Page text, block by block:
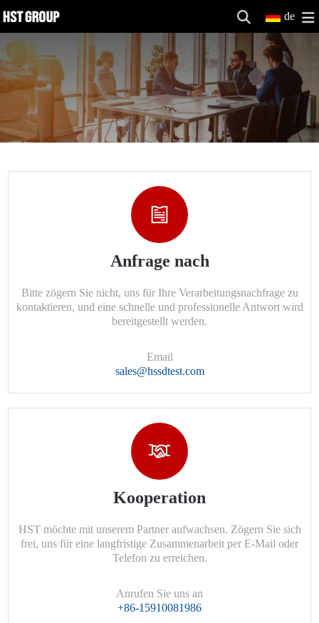
de
Anfrage nach
Bitte zögern Sie nicht, uns für Ihre Verarbeitungsnachfrage zu
kontaktieren, und eine schnelle und professionelle Antwort wird
bereitgestellt werden.
Email
sales@hssdtest.com
Kooperation
HST möchte mit unserem Partner aufwachsen. Zögern Sie sich
frei, uns für eine langfristige Zusammenarbeit per E-Mail oder
Telefon zu erreichen.
Anrufen Sie uns an
+86-15910081986